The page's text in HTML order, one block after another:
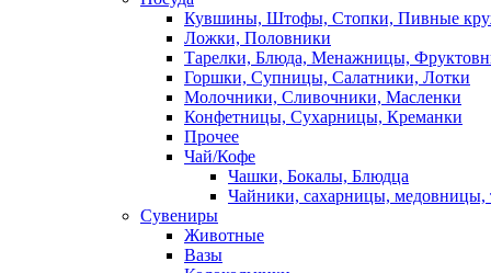
Кувшины, Штофы, Стопки, Пивные
Ложки, Половники
Тарелки, Блюда, Менажницы,
Горшки, Супницы, Салатники, Лотки
Молочники, Сливочники, Масленки
Конфетницы, Сухарницы, Креманки
Прочее
Чай/Кофе
Чашки, Бокалы, Блюдца
Чайники, сахарницы, медовницы,
Сувениры
Животные
Вазы